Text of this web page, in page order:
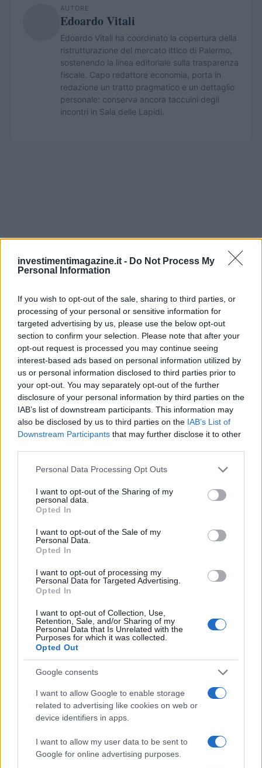
investimentimagazine.it - Do Not Process My
Personal Information
If you wish to opt-out of the sale, sharing to third parties, or
processing of your personal or sensitive information for
targeted advertising by us, please use the below opt-out
section to confirm your selection. Please note that after your
opt-out request is processed you may continue seeing
interest-based ads based on personal information utilized by
us or personal information disclosed to third parties prior to
your opt-out. You may separately opt-out of the further
disclosure of your personal information by third parties on the
IAB’s list of downstream participants. This information may
also be disclosed by us to third parties on the IAB’s List of
Downstream Participants that may further disclose it to other
Please note that this website/app uses one or more Google
not limited to your visit or usage behaviour. You may click to
grant or deny consent to Google and its third-party tags to
use your data for below specified purposes in below Google
consent section.
Personal Data Processing Opt Outs
I want to opt-out of the Sharing of my
personal data.
Opted In
I want to opt-out of the Sale of my
Personal Data.
Opted In
I want to opt-out of processing my
Personal Data for Targeted Advertising.
Opted In
I want to opt-out of Collection, Use,
Retention, Sale, and/or Sharing of my
Personal Data that Is Unrelated with the
Purposes for which it was collected.
Opted Out
Google consents
I want to allow Google to enable storage
related to advertising like cookies on web or
device identifiers in apps.
I want to allow my user data to be sent to
Google for online advertising purposes.
AUTORE
Edoardo Vitali
Edoardo Vitali ha coordinato la copertura della
ristrutturazione del mercato ittico di Palermo,
sostenendo la linea editoriale sulla trasparenza
fiscale. Capo redattore economia, porta in
redazione un tratto pragmatico e un dettaglio
personale: conserva ancora taccuini degli
incontri in Sala delle Lapidi.
Continua a leggere
analisi e conseguenze
Francesca Spadaro · 10 Ago 2026